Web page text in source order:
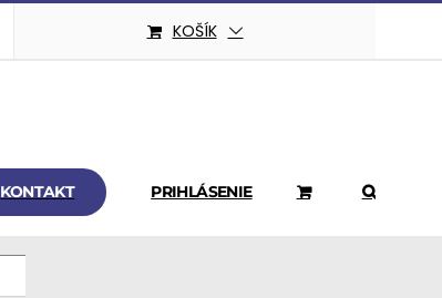
KOŠÍK
KONTAKT PRIHLÁSENIE